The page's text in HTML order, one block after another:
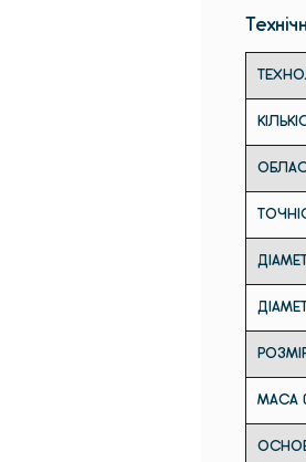
МАСА